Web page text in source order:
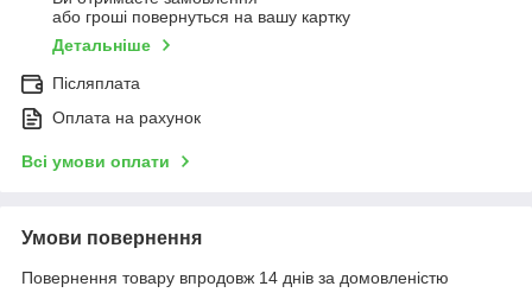
або гроші повернуться на вашу картку
Детальніше
Післяплата
Оплата на рахунок
Всі умови оплати
Умови повернення
Повернення товару впродовж 14 днів за домовленістю